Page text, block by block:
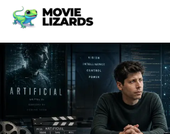
Zum
Inhalt
springen